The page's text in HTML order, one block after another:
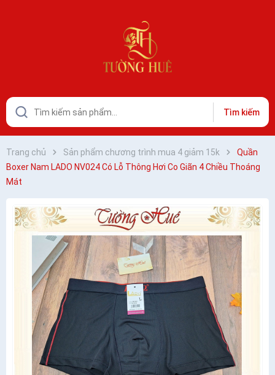
Tìm kiếm
Trang chủ Sản phẩm chương trình mua 4 giảm 15k
Quần
Boxer Nam LADO NV024 Có Lỗ Thông Hơi Co Giãn 4 Chiều Thoáng
Mát